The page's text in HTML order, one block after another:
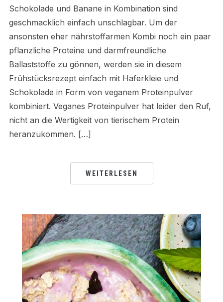
Schokolade und Banane in Kombination sind
geschmacklich einfach unschlagbar. Um der
ansonsten eher nährstoffarmen Kombi noch ein paar
pflanzliche Proteine und darmfreundliche
Ballaststoffe zu gönnen, werden sie in diesem
Frühstücksrezept einfach mit Haferkleie und
Schokolade in Form von veganem Proteinpulver
kombiniert. Veganes Proteinpulver hat leider den Ruf,
nicht an die Wertigkeit von tierischem Protein
heranzukommen. […]
WEITERLESEN